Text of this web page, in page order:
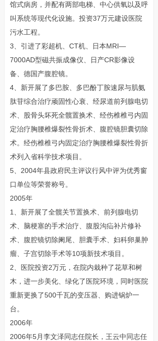
馆式病房，并配有两部电梯、中心供氧以及呼
叫系统等现代化设施。投资37万元建设医院
污水工程。
3、引进了彩超机、CT机、日本MRI—
7000AD型磁共振成像仪、日产CR影像设
备、德国产腹腔镜。
4、新开展了多巴胺、多巴酚丁胺速尿与肌氨
肽苷综合治疗顽固性心衰、经尿道前列腺电切
术、股骨头坏死全髋置换术、经伤椎椎弓内固
定治疗胸腰椎爆裂性骨折术、腹腔镜胆囊切除
术。经伤椎椎弓内固定治疗胸腰椎爆裂性骨折
术列入省科学技术项目。
5、2004年县政府民主评议行风中评为优秀窗
口单位等荣誉称号。
2005年
1、新开展了全髋关节置换术、前列腺电切
术、脑梗塞的手术治疗、腹股沟疝补片修补
术、腹腔镜切除阑尾、胆囊手术、妇科卵巢肿
瘤、子宫切除手术等10项新技术项目。
2、医院投资2万元，在院内栽种了花草和树
木，进一步美化、绿化了医院环境，同时医院
重新更换了500千瓦的变压器、购进锅炉一
台。
2006年
2006年5月李文泽同志任院长，王云中同志任